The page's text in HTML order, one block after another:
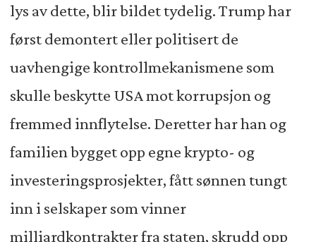
lys av dette, blir bildet tydelig. Trump har
først demontert eller politisert de
uavhengige kontrollmekanismene som
skulle beskytte USA mot korrupsjon og
fremmed innflytelse. Deretter har han og
familien bygget opp egne krypto- og
investeringsprosjekter, fått sønnen tungt
inn i selskaper som vinner
milliardkontrakter fra staten, skrudd opp